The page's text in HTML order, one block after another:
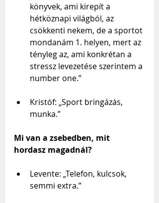
könyvek, ami kirepít a
hétköznapi világból, az
csökkenti nekem, de a sportot
mondanám 1. helyen, mert az
tényleg az, ami konkrétan a
stressz levezetése szerintem a
number one.”
Kristóf: „Sport bringázás,
munka.”
Mi van a zsebedben, mit
hordasz magadnál?
Levente: „Telefon, kulcsok,
semmi extra.”